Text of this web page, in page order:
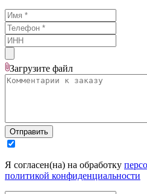
Загрузите файл
Отправить
Я согласен(на) на обработку
политикой конфиденциальности